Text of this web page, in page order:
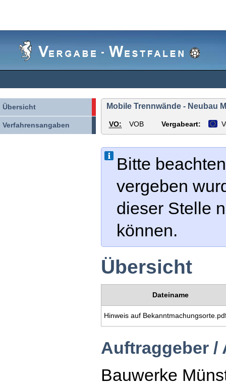
Übersicht
Verfahrensangaben
Mobile Trennwände - Neubau
VO: VOB Vergabeart:
Bitte
vergeben
dieser Stelle
können.
Übersicht
Dateiname
Hinweis auf
Auftraggeber /
Bauwerke